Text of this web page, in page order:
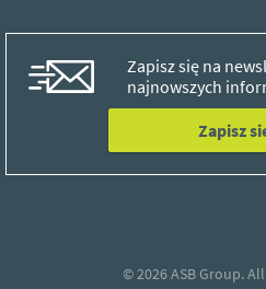
Zapisz się na
najnowszych
Zapisz
© 2026ASB Group.All